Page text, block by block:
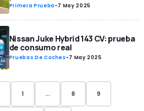
Primera Prueba-7 May 2025
Nissan Juke Hybrid 143 CV: prueba
de consumo real
Pruebas De Coches-7 May 2025
1 ... 8 9